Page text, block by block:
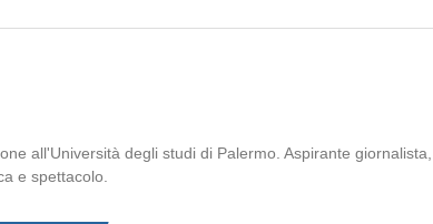
all'Università degli studi di Palermo. Aspirante giornalista,
e spettacolo.